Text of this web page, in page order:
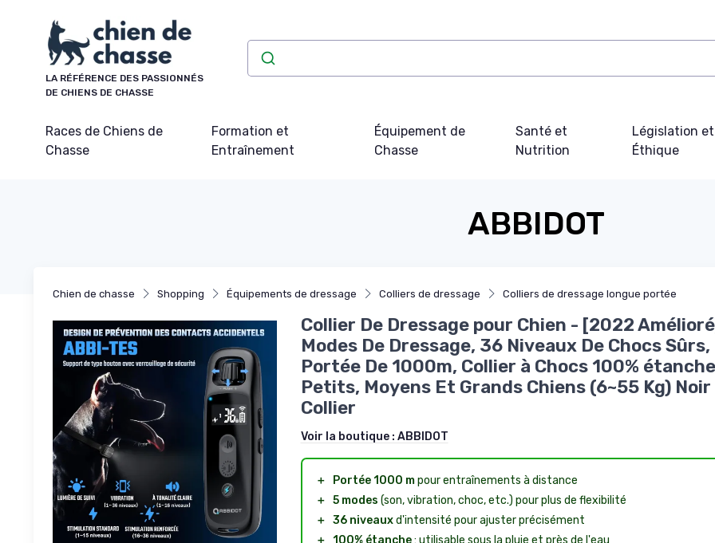
LA RÉFÉRENCE DES PASSIONNÉS
DE CHIENS DE CHASSE
Races de Chiens de
Chasse
Formation et
Entraînement
Équipement de
Chasse
Santé et
Nutrition
Législation et
Éthique
ABBIDOT
Chien de chasse Shopping Équipements de dressage Colliers de dressage Colliers de dressage longue portée
Collier De Dressage pour Chien - [2022
Modes De Dressage, 36 Niveaux De Chocs Sûrs,
Portée De 1000m, Collier à Chocs 100%
Petits, Moyens Et Grands Chiens (6~55 Kg) Noir
Collier
Voir la boutique : ABBIDOT
＋ Portée 1000 mpour entraînements à distance
＋ 5 modes (son, vibration, choc, etc.) pour plus de flexibilité
＋ 36 niveauxd'intensité pour ajuster précisément
＋ 100% étanche: utilisable sous la pluie et près de l'eau